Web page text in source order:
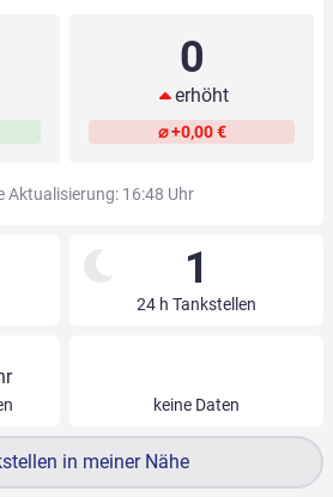
0
erhöht
⌀ +0,00 €
Aktualisierung: 16:48 Uhr
1
24 h Tankstellen
keine Daten
in meiner Nähe